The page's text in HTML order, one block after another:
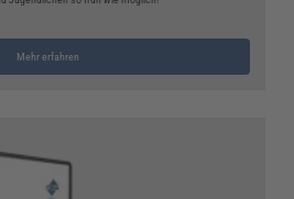
Mehr erfahren